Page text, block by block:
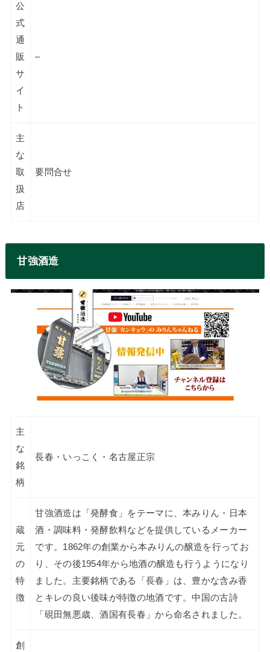
公
式
通
販
サ
イ
ト
–
主
な
取
扱
店
要問合せ
甘強酒造
主
な
銘
柄
長春・いっこく・名古屋正宗
蔵
元
の
特
徴
甘強酒造は「発酵食」をテーマに、本みりん・日本
酒・調味料・発酵飲料などを提供しているメーカー
です。1862年の創業から本みりんの醸造を行ってお
り、その後1954年から地酒の醸造も行うようになり
ました。主要銘柄である「長春」は、豊かな含み香
とキレの良い後味が特徴の地酒です。中国の古詩
「硯田無悪歳、酒国有長春」から命名されました。
創